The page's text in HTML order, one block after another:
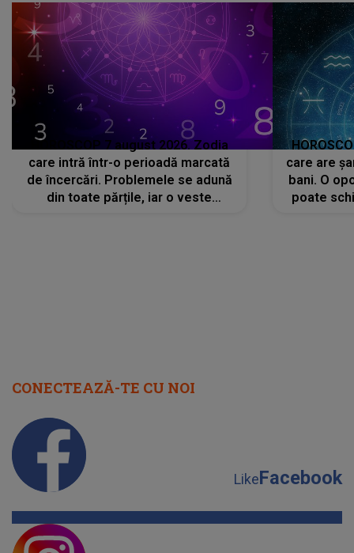
HOROSCOP 7 august 2026. Zodia
care intră într-o perioadă marcată
de încercări. Problemele se adună
din toate părțile, iar o veste
care are
bani. O
poate
CONECTEAZĂ-TE CU NOI
LikeFacebook